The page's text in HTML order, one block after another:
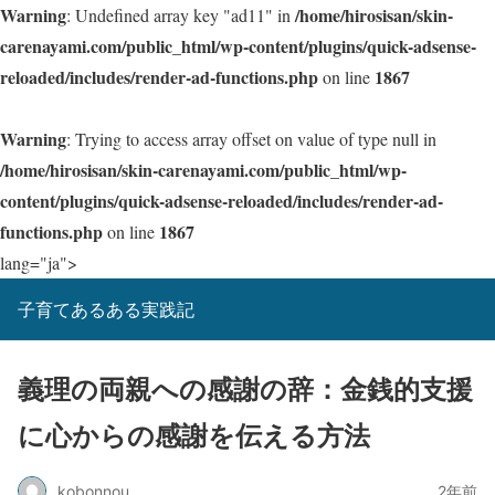
Warning: Undefined array key "ad11" in /home/hirosisan/skin-
carenayami.com/public_html/wp-content/plugins/quick-adsense-
reloaded/includes/render-ad-functions.phpon line 1867
Warning: Trying to access array offset on value of type null in
/home/hirosisan/skin-carenayami.com/public_html/wp-
content/plugins/quick-adsense-reloaded/includes/render-ad-
functions.phpon line 1867
lang="ja">
子育てあるある実践記
義理の両親への感謝の辞：金銭的支援
に心からの感謝を伝える方法
kobonnou 2年前